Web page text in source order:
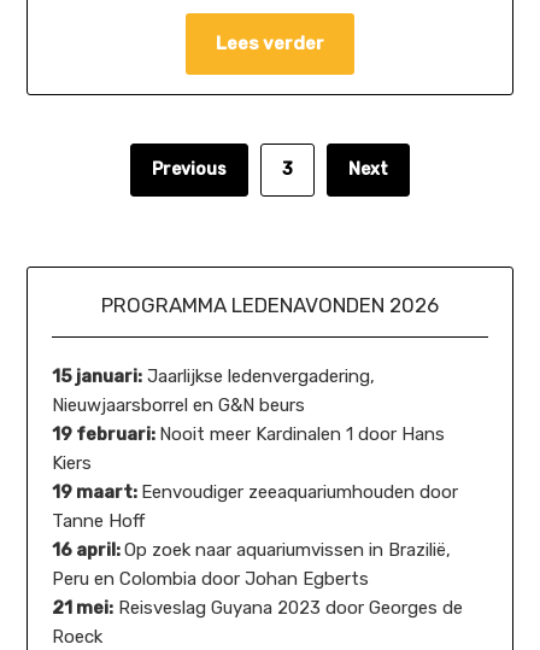
Lees verder
Previous 3 Next
PROGRAMMA LEDENAVONDEN 2026
15 januari: Jaarlijkse ledenvergadering,
Nieuwjaarsborrel en G&N beurs
19 februari: Nooit meer Kardinalen 1 door Hans
Kiers
19 maart: Eenvoudiger zeeaquariumhouden door
Tanne Hoff
16 april:Op zoek naar aquariumvissen in Brazilië,
Peru en Colombia door Johan Egberts
21 mei: Reisveslag Guyana 2023 door Georges de
Roeck